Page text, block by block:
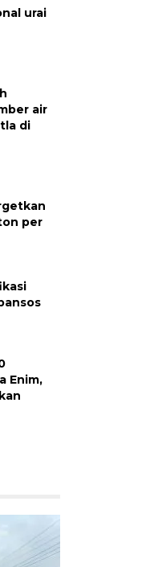
urai
air
di
per
Enim,